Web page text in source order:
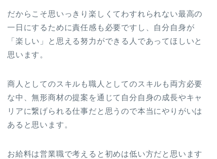
だからこそ思いっきり楽しくてわすれられない最高の
一日にするために責任感も必要ですし、自分自身が
「楽しい」と思える努力ができる人であってほしいと
思います。
商人としてのスキルも職人としてのスキルも両方必要
な中、無形商材の提案を通じて自分自身の成長やキャ
リアに繋げられる仕事だと思うので本当にやりがいは
あると思います。
お給料は営業職で考えると初めは低い方だと思います